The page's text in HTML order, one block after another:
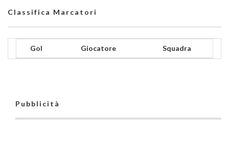
Classifica Marcatori
Gol Giocatore Squadra
Pubblicità